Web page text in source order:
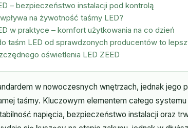
– bezpieczeństwo instalacji pod kontrolą
na żywotność taśmy LED?
w praktyce – komfort użytkowania na co dzień
taśm LED od sprawdzonych producentów to
oświetlenia LED ZEED
w nowoczesnych wnętrzach, jednak jego
taśmy. Kluczowym elementem całego
napięcia, bezpieczeństwo instalacji oraz